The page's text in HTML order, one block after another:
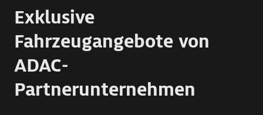
Exklusive
Fahrzeugangebote von
ADAC-
Partnerunternehmen